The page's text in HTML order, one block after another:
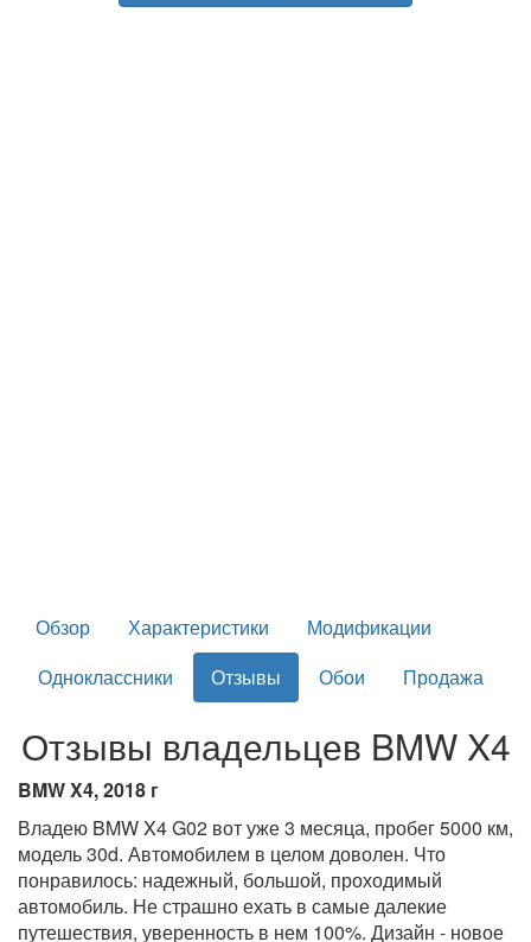
Обзор Характеристики
Модификации
Одноклассники
Отзывы Обои Продажа
Отзывы владельцев BMW X4
BMW X4, 2018 г
Владею BMW X4 G02 вот уже 3 месяца, пробег 5000 км,
модель 30d. Автомобилем в целом доволен. Что
понравилось: надежный, большой, проходимый
автомобиль. Не страшно ехать в самые далекие
путешествия, уверенность в нем 100%. Дизайн - новое